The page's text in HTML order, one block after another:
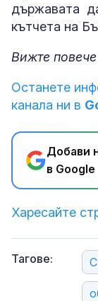
държавата
кътчета на
Вижте
Останете
канала ни в
Добави
в Google
Харесайте
Тагове: